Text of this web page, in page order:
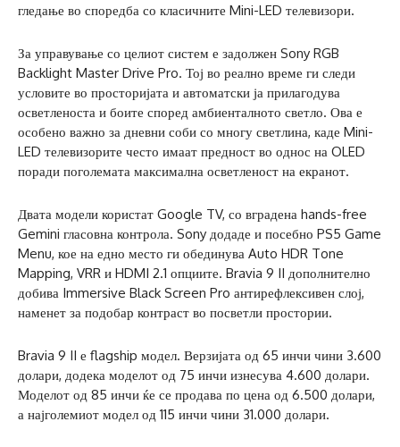
гледање во споредба со класичните Mini-LED телевизори.
За управување со целиот систем е задолжен Sony RGB
Backlight Master Drive Pro. Тој во реално време ги следи
условите во просторијата и автоматски ја прилагодува
осветленоста и боите според амбиенталното светло. Ова е
особено важно за дневни соби со многу светлина, каде Mini-
LED телевизорите често имаат предност во однос на OLED
поради поголемата максимална осветленост на екранот.
Двата модели користат Google TV, со вградена hands-free
Gemini гласовна контрола. Sony додаде и посебно PS5 Game
Menu, кое на едно место ги обединува Auto HDR Tone
Mapping, VRR и HDMI 2.1 опциите. Bravia 9 II дополнително
добива Immersive Black Screen Pro антирефлексивен слој,
наменет за подобар контраст во посветли простории.
Bravia 9 II е flagship модел. Верзијата од 65 инчи чини 3.600
долари, додека моделот од 75 инчи изнесува 4.600 долари.
Моделот од 85 инчи ќе се продава по цена од 6.500 долари,
а најголемиот модел од 115 инчи чини 31.000 долари.